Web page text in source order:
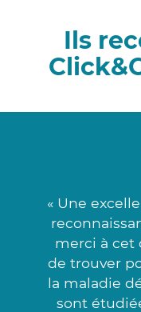
Ils
« Une
merci à cet
de trouver
la maladie
sont